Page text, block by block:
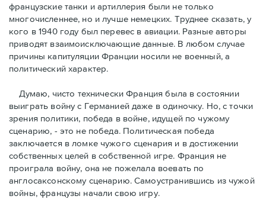
французские танки и артиллерия были не только
многочисленнее, но и лучше немецких. Труднее сказать, у
кого в 1940 году был перевес в авиации. Разные авторы
приводят взаимоисключающие данные. В любом случае
причины капитуляции Франции носили не военный, а
политический характер.
Думаю, чисто технически Франция была в состоянии
выиграть войну с Германией даже в одиночку. Но, с точки
зрения политики, победа в войне, идущей по чужому
сценарию, - это не победа. Политическая победа
заключается в ломке чужого сценария и в достижении
собственных целей в собственной игре. Франция не
проиграла войну, она не пожелала воевать по
англосаксонскому сценарию. Самоустранившись из чужой
войны, французы начали свою игру.